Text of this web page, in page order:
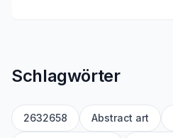
Schlagwörter
2632658 Abstract art